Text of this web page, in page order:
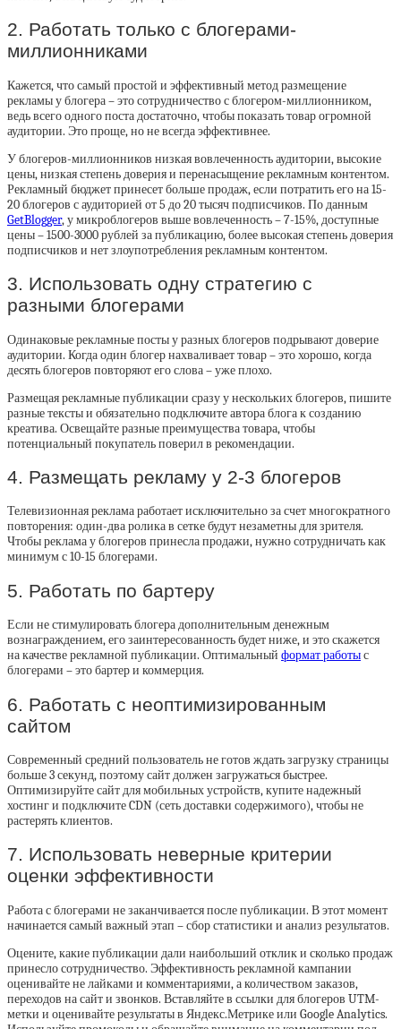
2. Работать только с блогерами-
миллионниками
Кажется, что самый простой и эффективный метод размещение
рекламы у блогера – это сотрудничество с блогером-миллионником,
ведь всего одного поста достаточно, чтобы показать товар огромной
аудитории. Это проще, но не всегда эффективнее.
У блогеров-миллионников низкая вовлеченность аудитории, высокие
цены, низкая степень доверия и перенасыщение рекламным контентом.
Рекламный бюджет принесет больше продаж, если потратить его на 15-
20 блогеров с аудиторией от 5 до 20 тысяч подписчиков. По данным
GetBlogger, у микроблогеров выше вовлеченность – 7-15%, доступные
цены – 1500-3000 рублей за публикацию, более высокая степень доверия
подписчиков и нет злоупотребления рекламным контентом.
3. Использовать одну стратегию с
разными блогерами
Одинаковые рекламные посты у разных блогеров подрывают доверие
аудитории. Когда один блогер нахваливает товар – это хорошо, когда
десять блогеров повторяют его слова – уже плохо.
Размещая рекламные публикации сразу у нескольких блогеров, пишите
разные тексты и обязательно подключите автора блога к созданию
креатива. Освещайте разные преимущества товара, чтобы
потенциальный покупатель поверил в рекомендации.
4. Размещать рекламу у 2-3 блогеров
Телевизионная реклама работает исключительно за счет многократного
повторения: один-два ролика в сетке будут незаметны для зрителя.
Чтобы реклама у блогеров принесла продажи, нужно сотрудничать как
минимум с 10-15 блогерами.
5. Работать по бартеру
Если не стимулировать блогера дополнительным денежным
вознаграждением, его заинтересованность будет ниже, и это скажется
на качестве рекламной публикации. Оптимальный формат работыс
блогерами – это бартер и коммерция.
6. Работать с неоптимизированным
сайтом
Современный средний пользователь не готов ждать загрузку страницы
больше 3 секунд, поэтому сайт должен загружаться быстрее.
Оптимизируйте сайт для мобильных устройств, купите надежный
хостинг и подключите CDN (сеть доставки содержимого), чтобы не
растерять клиентов.
7. Использовать неверные критерии
оценки эффективности
Работа с блогерами не заканчивается после публикации. В этот момент
начинается самый важный этап – сбор статистики и анализ результатов.
Оцените, какие публикации дали наибольший отклик и сколько продаж
принесло сотрудничество. Эффективность рекламной кампании
оценивайте не лайками и комментариями, а количеством заказов,
переходов на сайт и звонков. Вставляйте в ссылки для блогеров UTM-
метки и оценивайте результаты в Яндекс.Метрике или Google Analytics.